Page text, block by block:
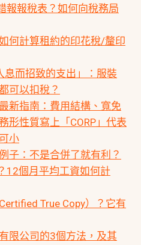
報報稅表？如何向稅務局
何計算租約的印花稅/釐印
息而招致的支出」：服裝
可以扣稅？
新指南：費用結構、寬免
形性質寫上「CORP」代表
小
子：不是合併了就有利？
12個月平均工資如何計
True Copy）？它有
限公司的3個方法，及其